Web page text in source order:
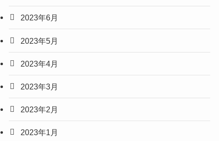
2023年6月
2023年5月
2023年4月
2023年3月
2023年2月
2023年1月